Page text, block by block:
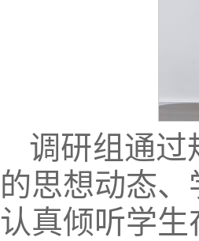
调研组通过
的思想动态
认真倾听学